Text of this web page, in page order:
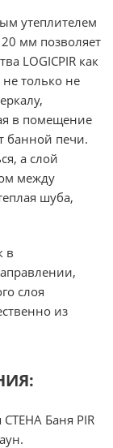
утеплителем
мм позволяет
LOGICPIR как
только не
в помещение
банной печи.
а слой
между
шуба,
в
слоя
из
Баня PIR